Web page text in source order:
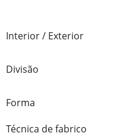
Interior / Exterior
Divisão
Forma
Técnica de fabrico